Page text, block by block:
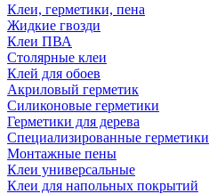
Клеи, герметики, пена
Жидкие гвозди
Клеи ПВА
Столярные клеи
Клей для обоев
Акриловый герметик
Силиконовые герметики
Герметики для дерева
Специализированные герметики
Монтажные пены
Клеи универсальные
Клеи для напольных покрытий